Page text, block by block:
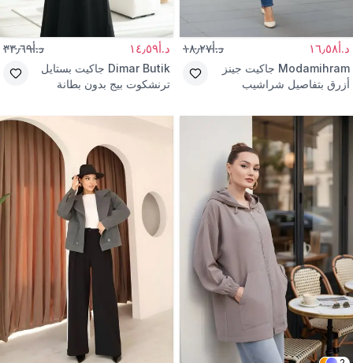
د.أ١٦٫٥٨ د.أ١٨٫٢٧
Modamihram جاكيت جينز
أزرق بتفاصيل شراشيب
د.أ١٤٫٥٩ د.أ٣٣٫٦٩
Dimar Butik جاكيت بستايل
ترنشكوت بيج بدون بطانة